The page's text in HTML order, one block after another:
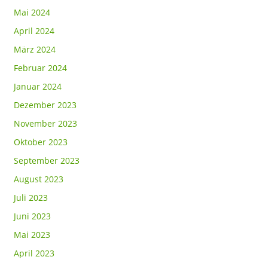
Mai 2024
April 2024
März 2024
Februar 2024
Januar 2024
Dezember 2023
November 2023
Oktober 2023
September 2023
August 2023
Juli 2023
Juni 2023
Mai 2023
April 2023